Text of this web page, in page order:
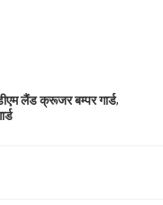
लैंड क्रूजर बम्पर गार्ड,